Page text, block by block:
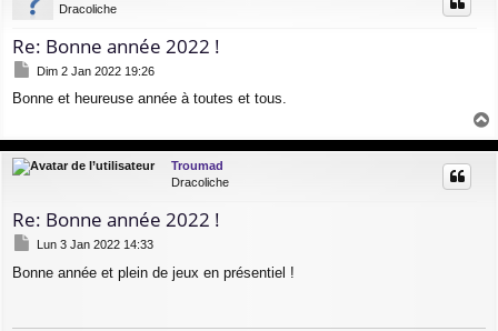
Dracoliche
Re: Bonne année 2022 !
M
s
g
e
Dim 2 Jan 2022 19:26
Bonne et heureuse année à toutes et tous.
a
u
Troumad
Dracoliche
Re: Bonne année 2022 !
M
s
Lun 3 Jan 2022 14:33
Bonne année et plein de jeux en présentiel !